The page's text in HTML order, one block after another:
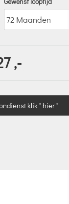
,-
klik " hier "